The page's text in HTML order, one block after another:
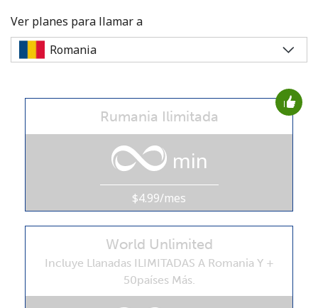
Mantente en contacto para recibir nuestras mejores
ofertas.
Al abrir una cuenta en este sitio web, estoy de acuerdo con
Términos y condiciones.
Únete
¡Hola!
Ver planes para llamar a
Rumania Ilimitada
min
$4.99/mes
World Unlimited
Incluye Llanadas ILIMITADAS A Romania Y +
50países Más.